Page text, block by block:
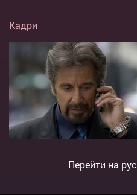
Кадри
Перейти на